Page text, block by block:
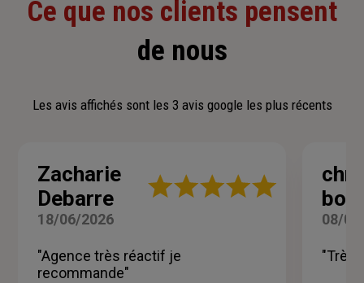
Ce que nos clients pensent
de nous
Les avis affichés sont les 3 avis google les plus récents
Zacharie
Debarre
Note
étoiles
18/06/2026
"Agence très réactif je
recommande"
08/
"Très